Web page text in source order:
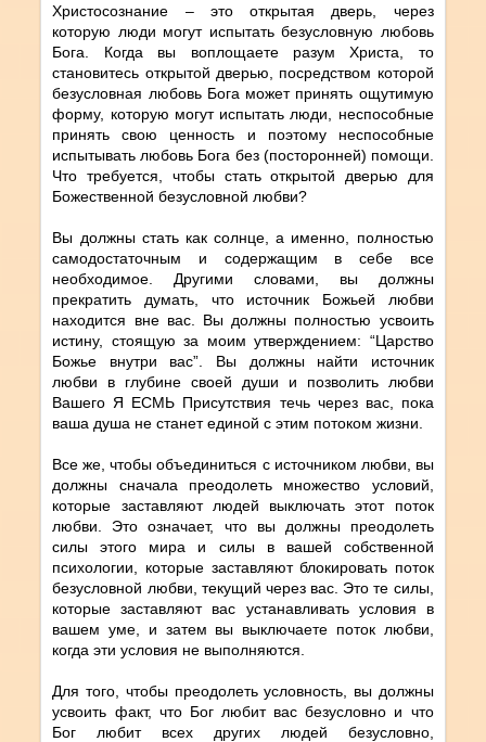
Христосознание – это открытая дверь, через
которую люди могут испытать безусловную любовь
Бога. Когда вы воплощаете разум Христа, то
становитесь открытой дверью, посредством которой
безусловная любовь Бога может принять ощутимую
форму, которую могут испытать люди, неспособные
принять свою ценность и поэтому неспособные
испытывать любовь Бога без (посторонней) помощи.
Что требуется, чтобы стать открытой дверью для
Божественной безусловной любви?
Вы должны стать как солнце, а именно, полностью
самодостаточным и содержащим в себе все
необходимое. Другими словами, вы должны
прекратить думать, что источник Божьей любви
находится вне вас. Вы должны полностью усвоить
истину, стоящую за моим утверждением: “Царство
Божье внутри вас”. Вы должны найти источник
любви в глубине своей души и позволить любви
Вашего Я ЕСМЬ Присутствия течь через вас, пока
ваша душа не станет единой с этим потоком жизни.
Все же, чтобы объединиться с источником любви, вы
должны сначала преодолеть множество условий,
которые заставляют людей выключать этот поток
любви. Это означает, что вы должны преодолеть
силы этого мира и силы в вашей собственной
психологии, которые заставляют блокировать поток
безусловной любви, текущий через вас. Это те силы,
которые заставляют вас устанавливать условия в
вашем уме, и затем вы выключаете поток любви,
когда эти условия не выполняются.
Для того, чтобы преодолеть условность, вы должны
усвоить факт, что Бог любит вас безусловно и что
Бог любит всех других людей безусловно,